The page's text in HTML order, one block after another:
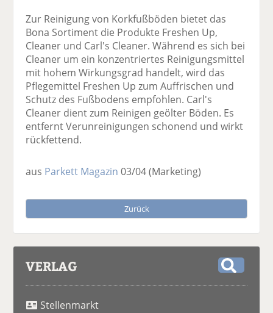
Zur Reinigung von Korkfußböden bietet das
Bona Sortiment die Produkte Freshen Up,
Cleaner und Carl's Cleaner. Während es sich bei
Cleaner um ein konzentriertes Reinigungsmittel
mit hohem Wirkungsgrad handelt, wird das
Pflegemittel Freshen Up zum Auffrischen und
Schutz des Fußbodens empfohlen. Carl's
Cleaner dient zum Reinigen geölter Böden. Es
entfernt Verunreinigungen schonend und wirkt
rückfettend.
aus Parkett Magazin 03/04(Marketing)
Zurück
VERLAG
Stellenmarkt